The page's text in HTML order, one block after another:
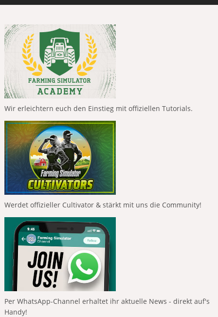
Wir erleichtern euch den Einstieg mit offiziellen Tutorials.
Werdet offizieller Cultivator & stärkt mit uns die Community!
Per WhatsApp-Channel erhaltet ihr aktuelle News - direkt auf's
Handy!